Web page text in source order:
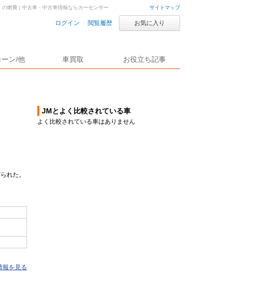
サイトマップ
ログイン 閲覧履歴 お気に入り
ン/他 車買取 お役立ち記事
燃費 | 中古車・中古車情報ならカーセンサー
れた。
報を見る
JMとよく比較されている車
よく比較されている車はありません